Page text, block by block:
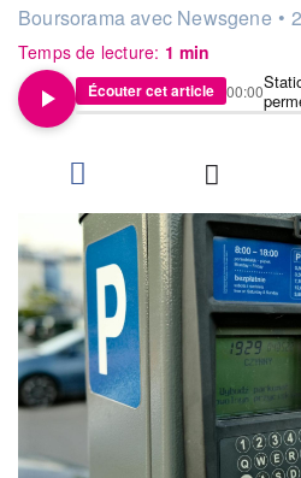
information fournie par
Boursorama avec Newsgene •
Temps de lecture: 1 min
Écouter cet article 00:00